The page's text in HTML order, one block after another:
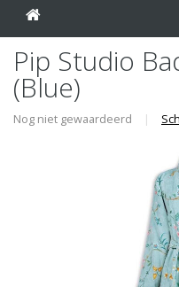
Pip Studio
(Blue)
Nog niet gewaardeerd |